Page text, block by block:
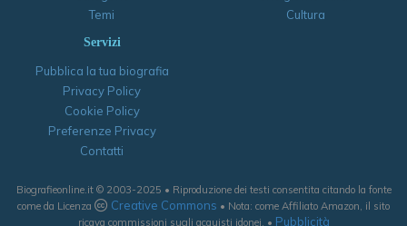
Temi
Cultura
Servizi
Pubblica la tua biografia
Privacy Policy
Cookie Policy
Preferenze Privacy
Contatti
Biografieonline.it © 2003-2025 • Riproduzione dei testi consentita citando la fonte
come da Licenza
Creative Commons • Nota: come Affiliato Amazon, il sito
ricava commissioni sugli acquisti idonei. • Pubblicità